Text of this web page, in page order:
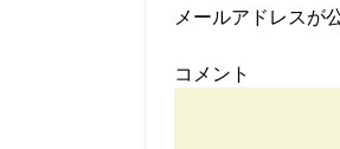
メールアドレスが
コメント